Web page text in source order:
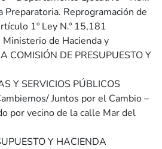
Preparatoria. Reprogramación de
1º Ley N.º 15,181
de Hacienda y
COMISIÓN DE PRESUPUESTO Y
Y SERVICIOS PÚBLICOS
Juntos por el Cambio –
por vecino de la calle Mar del
Y HACIENDA